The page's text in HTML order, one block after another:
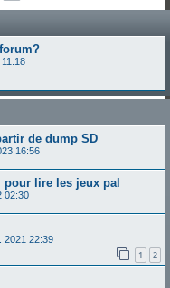
c
de dump SD
16:56
pour lire les jeux pal
02:30
2021 22:39
1 2